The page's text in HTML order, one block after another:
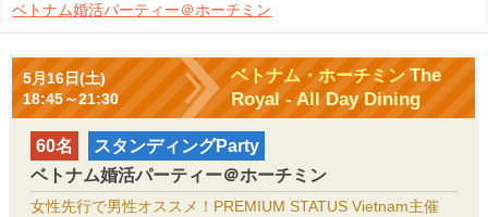
ベトナム婚活パーティー＠ホーチミン
5月16日(土)
18:45～21:30
ベトナム・ホーチミンThe
Royal - All Day Dining
60名
スタンディングParty
ベトナム婚活パーティー＠ホーチミン
女性先行で男性オススメ！PREMIUM STATUS Vietnam主催